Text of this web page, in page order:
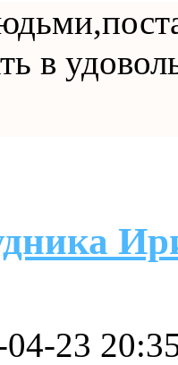
в
04-23